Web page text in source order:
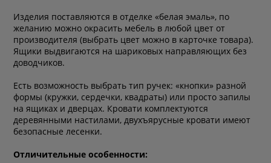
Изделия поставляются в отделке «белая эмаль», по
желанию можно окрасить мебель в любой цвет от
производителя (выбрать цвет можно в карточке товара).
Ящики выдвигаются на шариковых направляющих без
доводчиков.
Есть возможность выбрать тип ручек: «кнопки» разной
формы (кружки, сердечки, квадраты) или просто запилы
на ящиках и дверцах. Кровати комплектуются
деревянными настилами, двухъярусные кровати имеют
безопасные лесенки.
Отличительные особенности: